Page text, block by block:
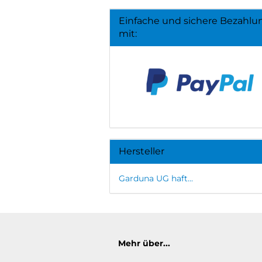
Einfache und sichere
mit:
Hersteller
Garduna UG haft...
Mehr über...